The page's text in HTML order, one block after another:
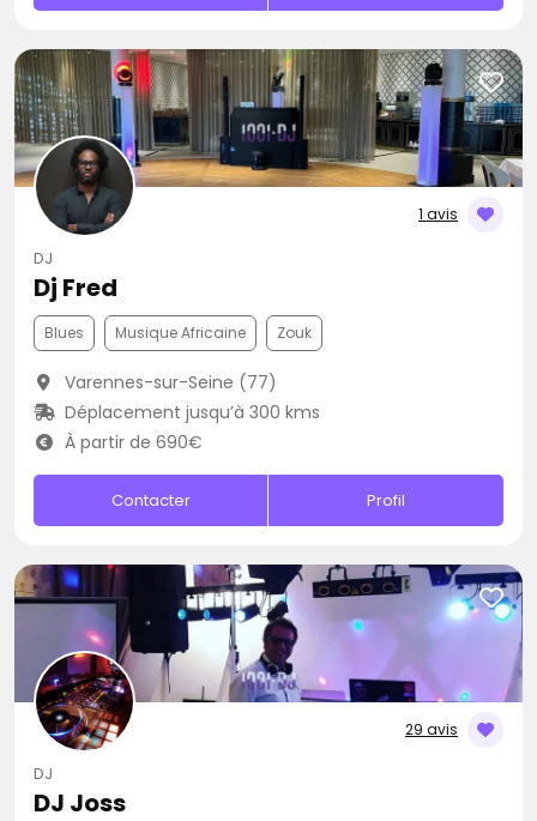
1 avis
DJ
Dj Fred
Blues Musique Africaine Zouk
Varennes-sur-Seine (77)
Déplacement jusqu’à 300 kms
À partir de 690€
Contacter Profil
29 avis
DJ
DJ Joss